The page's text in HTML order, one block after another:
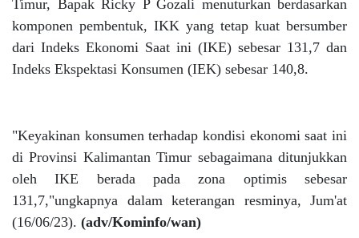
Timur, Bapak Ricky P Gozali menuturkan berdasarkan
komponen pembentuk, IKK yang tetap kuat bersumber
dari Indeks Ekonomi Saat ini (IKE) sebesar 131,7 dan
Indeks Ekspektasi Konsumen (IEK) sebesar 140,8.
"Keyakinan konsumen terhadap kondisi ekonomi saat ini
di Provinsi Kalimantan Timur sebagaimana ditunjukkan
oleh IKE berada pada zona optimis sebesar
131,7,"ungkapnya dalam keterangan resminya, Jum'at
(16/06/23). (adv/Kominfo/wan)